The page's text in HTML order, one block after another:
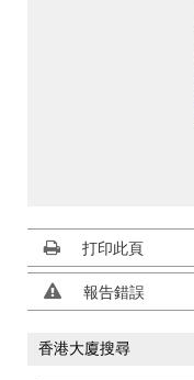
打印此頁
報告錯誤
香港大廈搜尋